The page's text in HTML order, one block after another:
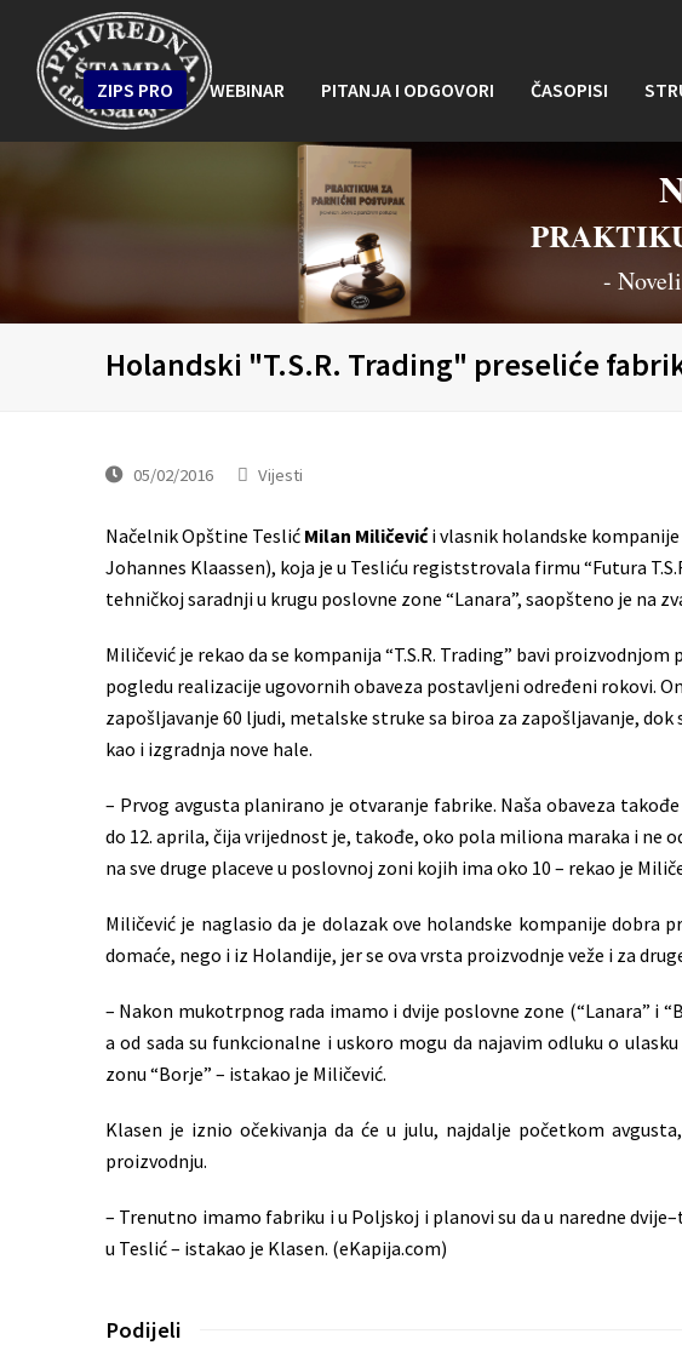
ZIPS PRO WEBINAR PITANJA I ODGOVORI ČASOPISI
-
Holandski "T.S.R. Trading" preseliće
05/02/2016 Vijesti
Načelnik Opštine Teslić Milan Miličevići vlasnik holandske kompanije
Johannes Klaassen), koja je u Tesliću registstrovala firmu “Futura
tehničkoj saradnji u krugu poslovne zone “Lanara”, saopšteno je na
Miličević je rekao da se kompanija “T.S.R. Trading” bavi
pogledu realizacije ugovornih obaveza postavljeni određeni rokovi.
zapošljavanje 60 ljudi, metalske struke sa biroa za zapošljavanje,
kao i izgradnja nove hale.
– Prvog avgusta planirano je otvaranje fabrike. Naša obaveza
do 12. aprila, čija vrijednost je, takođe, oko pola miliona maraka i ne
na sve druge placeve u poslovnoj zoni kojih ima oko 10 – rekao je
Miličević je naglasio da je dolazak ove holandske kompanije dobra
domaće, nego i iz Holandije, jer se ova vrsta proizvodnje veže i za
– Nakon mukotrpnog rada imamo i dvije poslovne zone (“Lanara” i
a od sada su funkcionalne i uskoro mogu da najavim odluku o
zonu “Borje” – istakao je Miličević.
Klasen je iznio očekivanja da će u julu, najdalje početkom
proizvodnju.
– Trenutno imamo fabriku i u Poljskoj i planovi su da u naredne
u Teslić – istakao je Klasen. (eKapija.com)
Podijeli